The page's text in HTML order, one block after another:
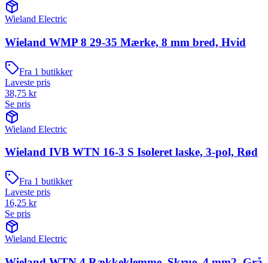
Wieland Electric
Wieland WMP 8 29-35 Mærke, 8 mm bred, Hvid
Fra 1 butikker
Laveste pris
38,75 kr
Se pris
Wieland Electric
Wieland IVB WTN 16-3 S Isoleret laske, 3-pol, Rød
Fra 1 butikker
Laveste pris
16,25 kr
Se pris
Wieland Electric